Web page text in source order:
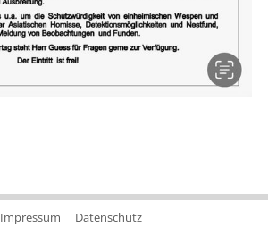
Impressum Datenschutz